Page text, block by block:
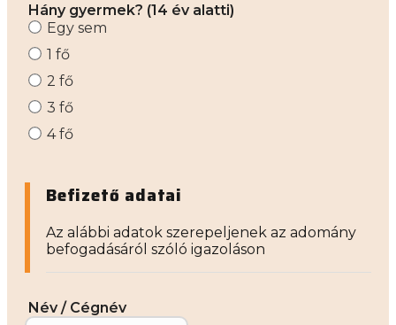
Hány gyermek? (14 év alatti)
Egy sem
1 fő
2 fő
3 fő
4 fő
Befizető adatai
Az alábbi adatok szerepeljenek az adomány
befogadásáról szóló igazoláson
Név / Cégnév